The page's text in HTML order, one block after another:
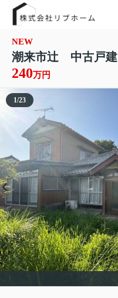
NEW
潮来市辻 中古戸建
240万円
1/23